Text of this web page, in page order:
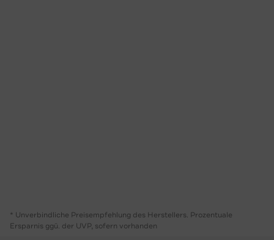
* Unverbindliche Preisempfehlung des Herstellers. Prozentuale
Ersparnis ggü. der UVP, sofern vorhanden